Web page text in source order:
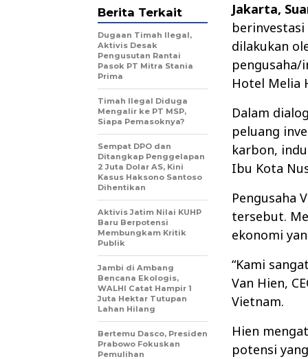
Jakarta,
dilakukan
pengusaha/
Hotel Melia
Dalam
peluang
karbon,
Ibu Kota
Pengusaha
tersebut.
ekonomi
“Kami
Van Hien,
Vietnam.
Hien
potensi
Berita Terkait
Dugaan Timah Ilegal,
Aktivis Desak
Pengusutan Rantai
Pasok PT Mitra Stania
Prima
Timah Ilegal Diduga
Mengalir ke PT MSP,
Siapa Pemasoknya?
Sempat DPO dan
Ditangkap Penggelapan
2 Juta Dolar AS, Kini
Kasus Haksono Santoso
Dihentikan
Aktivis Jatim Nilai KUHP
Baru Berpotensi
Membungkam Kritik
Publik
Jambi di Ambang
Bencana Ekologis,
WALHI Catat Hampir 1
Juta Hektar Tutupan
Lahan Hilang
Bertemu Dasco, Presiden
Prabowo Fokuskan
Pemulihan